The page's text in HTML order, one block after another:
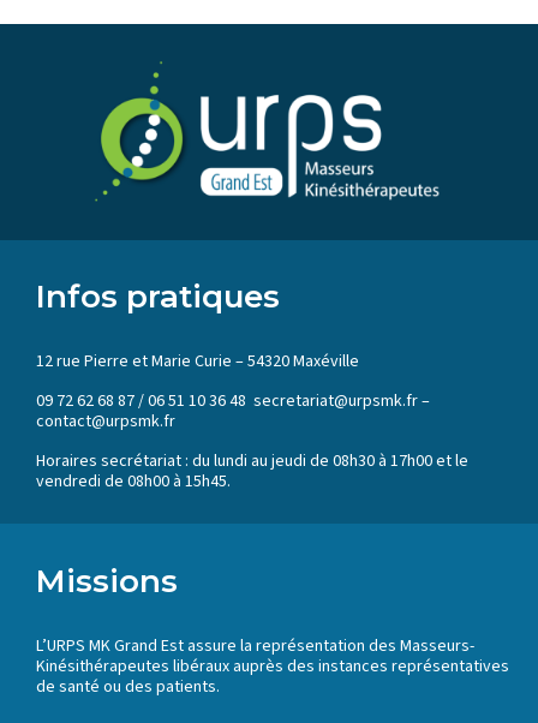
Infos pratiques
12 rue Pierre et Marie Curie – 54320 Maxéville
09 72 62 68 87 / 06 51 10 36 48 secretariat@urpsmk.fr –
contact@urpsmk.fr
Horaires secrétariat : du lundi au jeudi de 08h30 à 17h00 et le
vendredi de 08h00 à 15h45.
Missions
L’URPS MK Grand Est assure la représentation des Masseurs-
Kinésithérapeutes libéraux auprès des instances représentatives
de santé ou des patients.